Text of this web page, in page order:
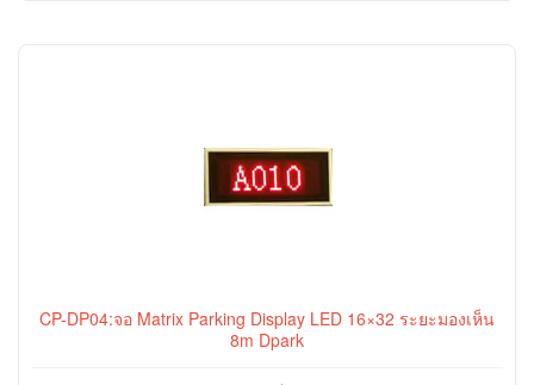
CP-DP04:จอ Matrix Parking Display LED 16×32 ระยะมองเห็น
8m Dpark